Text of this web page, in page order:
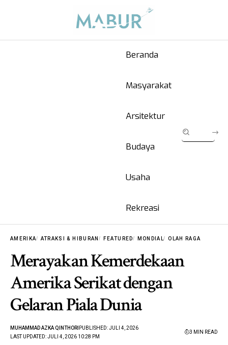
Beranda
Masyarakat
Arsitektur
Budaya
Usaha
Rekreasi
AMERIKA ATRAKSI & HIBURAN FEATURED MONDIAL OLAH RAGA
Merayakan Kemerdekaan
Amerika Serikat dengan
Gelaran Piala Dunia
LAST UPDATED: JULI 4, 2026 10:28 PM
MUHAMMAD AZKA QINTHORI PUBLISHED: JULI 4, 2026
3 MIN READ